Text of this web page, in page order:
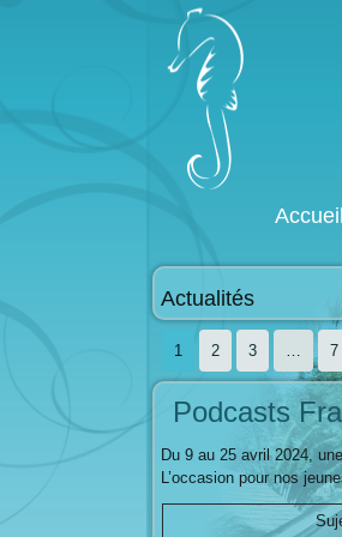
Accueil
Actualités
1 2 3 … 7
Podcasts
Du 9 au 25 avril 2024,
L’occasion pour nos